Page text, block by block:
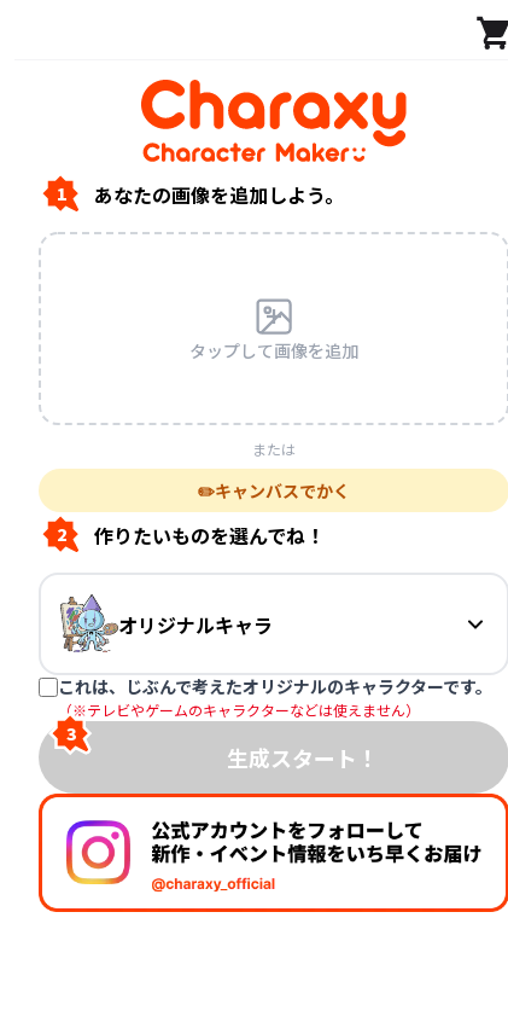
AIで自分だけのオリジナルキャラクターを作ろう！
1 あなたの画像を追加しよう。
タップして画像を追加
または
✏️キャンバスでかく
2
作りたいものを選んでね！
オリジナルキャラ
これは、じぶんで考えたオリジナルのキャラクターです。
（※テレビやゲームのキャラクターなどは使えません）
3
生成スタート！